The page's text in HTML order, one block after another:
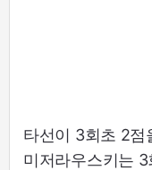
타선이 3회초 2점
미저라우스키는